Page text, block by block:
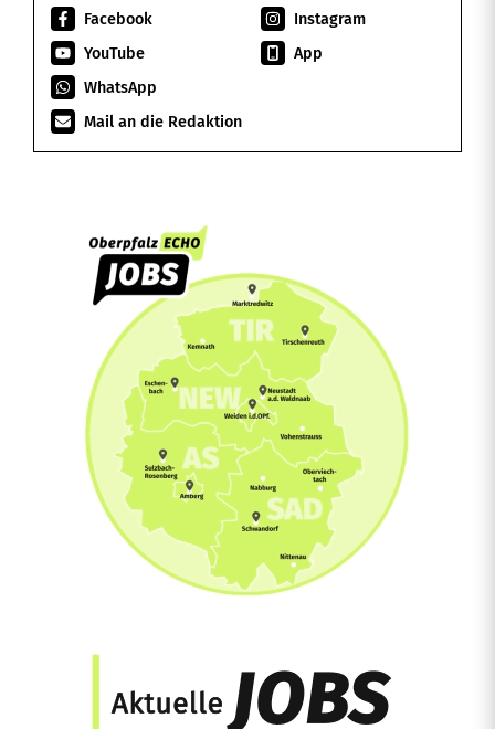
Facebook
Instagram
YouTube
App
WhatsApp
Mail an die Redaktion